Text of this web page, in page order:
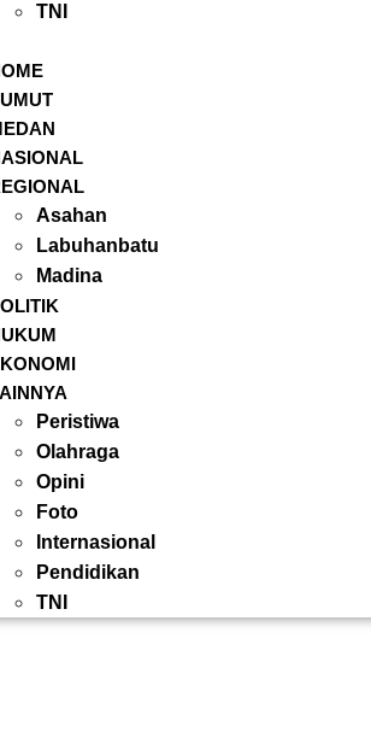
TNI
Asahan
Labuhanbatu
Madina
Peristiwa
Olahraga
Opini
Foto
Internasional
Pendidikan
TNI